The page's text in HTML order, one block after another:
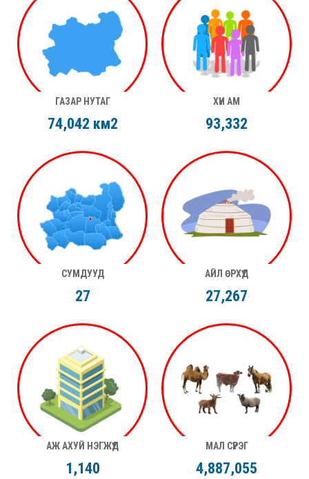
ГАЗАР НУТАГ
74,042 км2
ХҮН АМ
93,332
СУМДУУД
27
АЙЛ ӨРХҮҮД
27,267
АЖ АХУЙ НЭГЖҮҮД
1,140
МАЛ СҮРЭГ
4,887,055